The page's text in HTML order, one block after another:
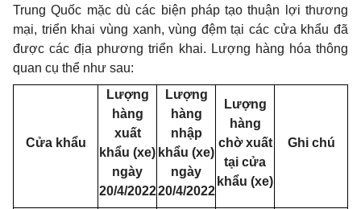
Trung Quốc mặc dù các biện pháp tạo thuận lợi thương
mại, triển khai vùng xanh, vùng đệm tại các cửa khẩu đã
được các địa phương triển khai. Lượng hàng hóa thông
quan cụ thể như sau:
Cửa khẩu
Lượng
hàng
xuất
khẩu (xe)
ngày
20/4/2022
Lượng
hàng
nhập
khẩu (xe)
ngày
20/4/2022
Lượng
hàng
chờ xuất
tại cửa
khẩu (xe)
Ghi chú